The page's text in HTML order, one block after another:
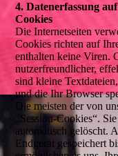
4. Datenerfassung
Cookies
Die Internetseiten
Cookies richten auf
enthalten keine Viren.
nutzerfreundlicher,
sind kleine
und die Ihr Browser
Die meisten der von
„Session-Cookies“.
automatisch gelöscht.
Endgerät gespeichert